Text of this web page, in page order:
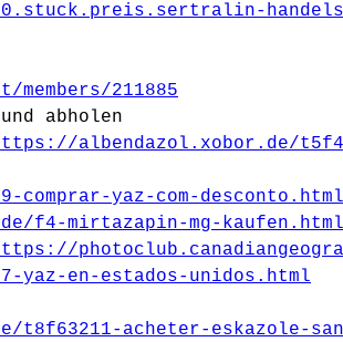
211885
abholen
albendazol.xobor.de/
yaz-com-desconto.html
f4-mirtazapin-mg-kaufen.html
yaz-en-estados-unidos.html
acheter-eskazole-